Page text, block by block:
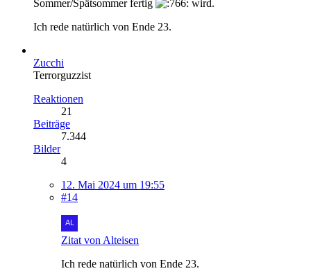
Sommer/Spätsommer fertig
wird.
Ich rede natürlich von Ende 23.
Zucchi
Terrorguzzist
Reaktionen
21
Beiträge
7.344
Bilder
4
12. Mai 2024 um 19:55
#14
Zitat von Alteisen
Ich rede natürlich von Ende 23.